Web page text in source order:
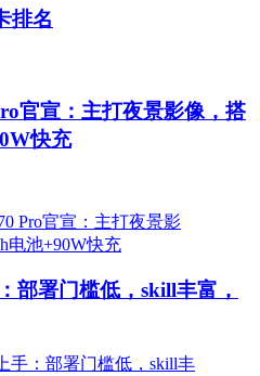
排名
官宣：主打夜景影像，搭
快充
部署门槛低，skill丰富，